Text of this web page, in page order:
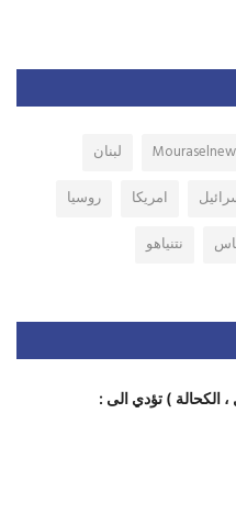
لبنان
امريكا
روسيا
نتنياهو
، الكحالة ) تؤدي الى :